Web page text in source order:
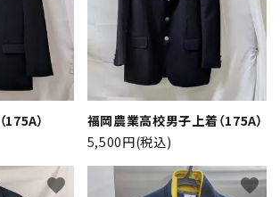
）
福岡農業高校男子上着（175A）
5,500円(税込)
favorite favorite